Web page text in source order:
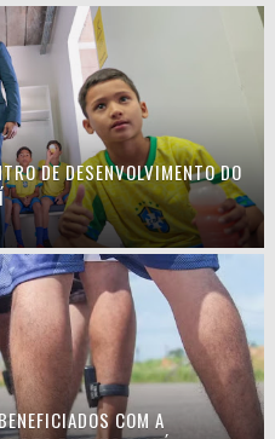
DE DESENVOLVIMENTO DO
COM A